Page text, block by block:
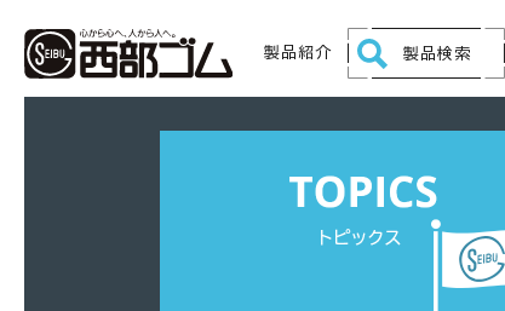
製品紹介 製品検索
HOME 燃料ガス用（SLD）ホース